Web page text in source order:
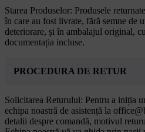
Starea Produselor: Produsele
în care au fost livrate, fără semne de
deteriorare, și în ambalajul original,
documentația incluse.
PROCEDURA DE RETUR
Solicitarea Returului: Pentru a iniția
echipa noastră de asistență la
detalii despre comandă, motivul